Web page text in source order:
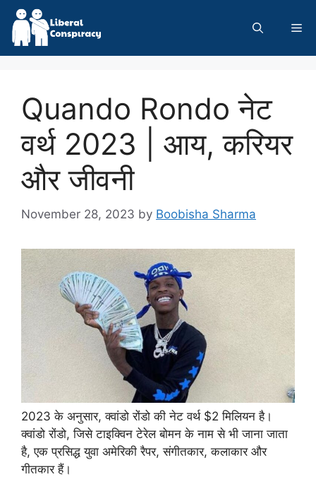
Skip
content
Quando Rondo नेट
वर्थ 2023 | आय, करियर
और जीवनी
November 28, 2023 by Boobisha Sharma
2023 के अनुसार, क्वांडो रोंडो की नेट वर्थ $2 मिलियन है।
क्वांडो रोंडो, जिसे टाइक्विन टेरेल बोमन के नाम से भी जाना जाता
है, एक प्रसिद्ध युवा अमेरिकी रैपर, संगीतकार, कलाकार और
गीतकार हैं।